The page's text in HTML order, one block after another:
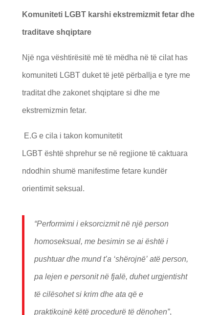
Komuniteti LGBT karshi ekstremizmit fetar dhe
traditave shqiptare
Një nga vështirësitë më të mëdha në të cilat has
komuniteti LGBT duket të jetë përballja e tyre me
traditat dhe zakonet shqiptare si dhe me
ekstremizmin fetar.
E.G e cila i takon komunitetit
LGBT është shprehur se në regjione të caktuara
ndodhin shumë manifestime fetare kundër
orientimit seksual.
“Performimi i eksorcizmit në një person
homoseksual, me besimin se ai është i
pushtuar dhe mund t’a ‘shërojnë’ atë person,
pa lejen e personit në fjalë, duhet urgjentisht
të cilësohet si krim dhe ata që e
praktikojnë këtë procedurë të dënohen”,